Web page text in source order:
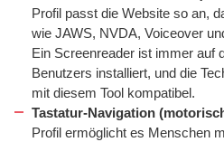
Profil passt die Website so an,
wie JAWS, NVDA, Voiceover
Ein Screenreader ist immer auf
Benutzers installiert, und die
mit diesem Tool kompatibel.
Tastatur-Navigation
Profil ermöglicht es Menschen